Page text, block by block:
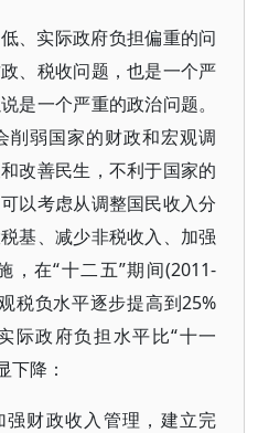
、实际政府负担偏重的问
、税收问题，也是一个严
是一个严重的政治问题。
削弱国家的财政和宏观调
改善民生，不利于国家的
以考虑从调整国民收入分
基、减少非税收入、加强
，在“十二五”期间(2011-
税负水平逐步提高到25%
际政府负担水平比“十一
下降：
财政收入管理，建立完